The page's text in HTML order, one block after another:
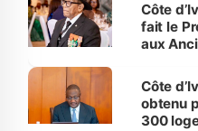
Côte
fait le
aux
Côte
obtenu
300